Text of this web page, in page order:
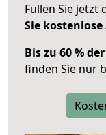
Füllen Sie jetzt
Sie
Bis zu 60 %
finden Sie nur